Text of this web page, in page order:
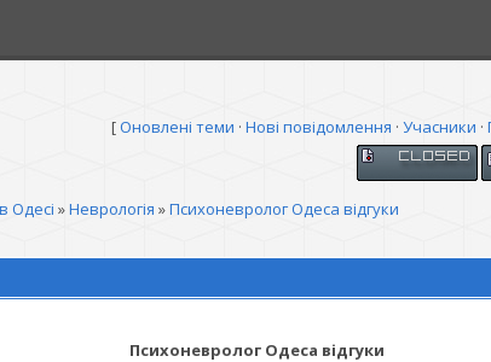
[Оновлені теми · Нові повідомлення · Учасники ·
Одесі »Неврологія »Психоневролог Одеса відгуки
Психоневролог Одеса відгуки